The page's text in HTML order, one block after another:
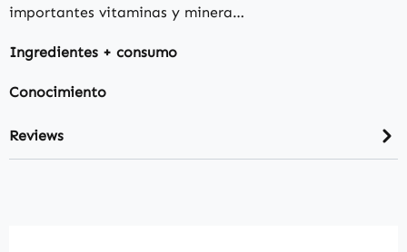
importantes vitaminas y minera…
Ingredientes + consumo
Conocimiento
Reviews